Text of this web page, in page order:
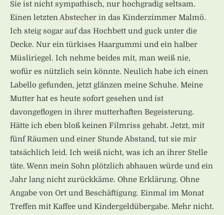
Sie ist nicht sympathisch, nur hochgradig seltsam.
Einen letzten Abstecher in das Kinderzimmer Malmö.
Ich steig sogar auf das Hochbett und guck unter die
Decke. Nur ein türkises Haargummi und ein halber
Müsliriegel. Ich nehme beides mit, man weiß nie,
wofür es nützlich sein könnte. Neulich habe ich einen
Labello gefunden, jetzt glänzen meine Schuhe. Meine
Mutter hat es heute sofort gesehen und ist
davongeflogen in ihrer mutterhaften Begeisterung.
Hätte ich eben bloß keinen Filmriss gehabt. Jetzt, mit
fünf Räumen und einer Stunde Abstand, tut sie mir
tatsächlich leid. Ich weiß nicht, was ich an ihrer Stelle
täte. Wenn mein Sohn plötzlich abhauen würde und ein
Jahr lang nicht zurückkäme. Ohne Erklärung. Ohne
Angabe von Ort und Beschäftigung. Einmal im Monat
Treffen mit Kaffee und Kindergeldübergabe. Mehr nicht.